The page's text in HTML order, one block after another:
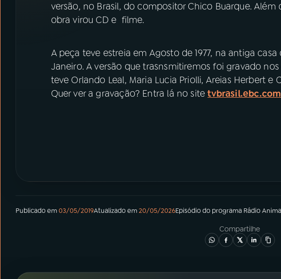
YouTube Facebook
versão, no Brasil, do compositor Chico Buarque.
obra virou CD e filme.
A peça teve estreia em Agosto de 1977, na antiga
Janeiro. A versão que trasnsmitiremos foi gravado nos
teve Orlando Leal, Maria Lucia Priolli, Areias Herbert e
Quer ver a gravação? Entra lá no site
Publicado em03/05/2019Atualizado em20/05/2026Episódiodo programa Rádio
Compartilhe